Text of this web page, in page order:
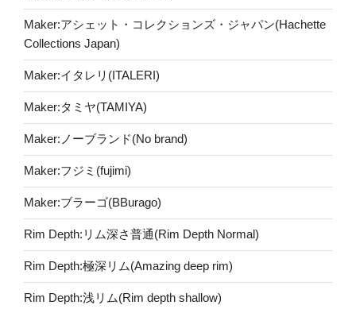
Maker:アシェット・コレクションズ・ジャパン(Hachette
Collections Japan)
Maker:イタレリ(ITALERI)
Maker:タミヤ(TAMIYA)
Maker:ノーブランド(No brand)
Maker:フジミ(fujimi)
Maker:ブラーゴ(BBurago)
Rim Depth:リム深さ普通(Rim Depth Normal)
Rim Depth:極深リム(Amazing deep rim)
Rim Depth:浅リム(Rim depth shallow)